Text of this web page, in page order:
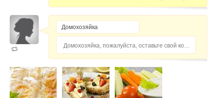
Домохозяйка, пожалуйста, оставьте свой комментарий...